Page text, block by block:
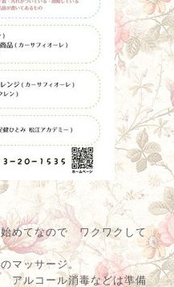
めてなので ワクワクして
マッサージ。
アルコール消毒などは準備